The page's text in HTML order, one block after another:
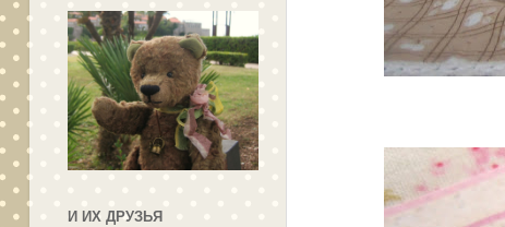
И ИХ ДРУЗЬЯ